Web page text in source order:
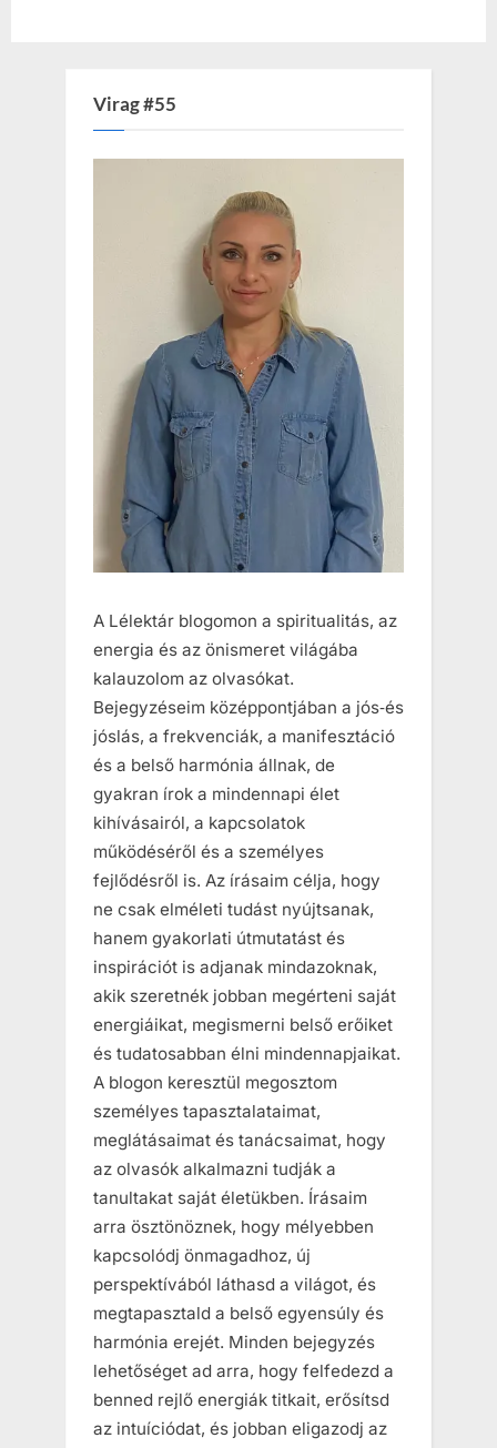
Virag #55
A Lélektár blogomon a spiritualitás, az
energia és az önismeret világába
kalauzolom az olvasókat.
Bejegyzéseim középpontjában a jós‑és
jóslás, a frekvenciák, a manifesztáció
és a belső harmónia állnak, de
gyakran írok a mindennapi élet
kihívásairól, a kapcsolatok
működéséről és a személyes
fejlődésről is. Az írásaim célja, hogy
ne csak elméleti tudást nyújtsanak,
hanem gyakorlati útmutatást és
inspirációt is adjanak mindazoknak,
akik szeretnék jobban megérteni saját
energiáikat, megismerni belső erőiket
és tudatosabban élni mindennapjaikat.
A blogon keresztül megosztom
személyes tapasztalataimat,
meglátásaimat és tanácsaimat, hogy
az olvasók alkalmazni tudják a
tanultakat saját életükben. Írásaim
arra ösztönöznek, hogy mélyebben
kapcsolódj önmagadhoz, új
perspektívából láthasd a világot, és
megtapasztald a belső egyensúly és
harmónia erejét. Minden bejegyzés
lehetőséget ad arra, hogy felfedezd a
benned rejlő energiák titkait, erősítsd
az intuíciódat, és jobban eligazodj az